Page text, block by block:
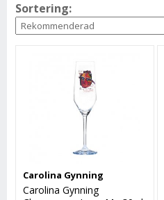
Sortering:
Carolina Gynning
Carolina Gynning